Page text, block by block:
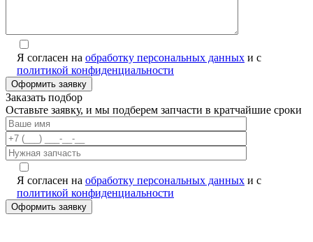
Я согласен на обработку персональных данных и с
политикой конфиденциальности
Заказать подбор
Оставьте заявку, и мы подберем запчасти в кратчайшие сроки
Я согласен на обработку персональных данных и с
политикой конфиденциальности